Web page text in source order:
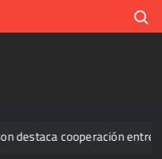
cooperación entre